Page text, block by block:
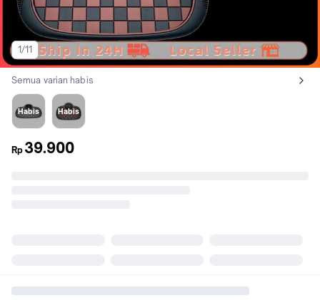
1/11
Lihat semua variant:
Semua varian habis
Habis
Grey
Habis
Brown
Rp 39.900